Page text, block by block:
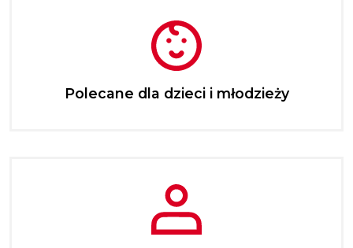
Polecane dla dzieci i młodzieży